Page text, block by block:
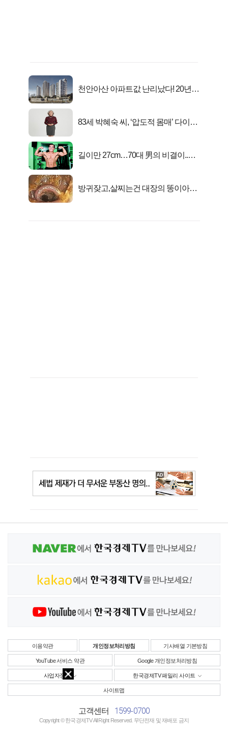
천안아산 아파트값 난리났다! 20년
83세 박혜숙 씨, ‘압도적 몸매’ 다이어
길이만 27cm…70대 男의 비결이..충
방귀잦고,살찌는건 대장의 똥이아니
이용약관 개인정보처리방침 기사배열 기본방침
YouTube 서비스 약관 Google 개인정보처리방침
사업자정보 한국경제TV 패밀리 사이트
사이트맵
고객센터 1599-0700
Copyright © 한국경제TV All Right Reserved. 무단전재 및 재배포 금지